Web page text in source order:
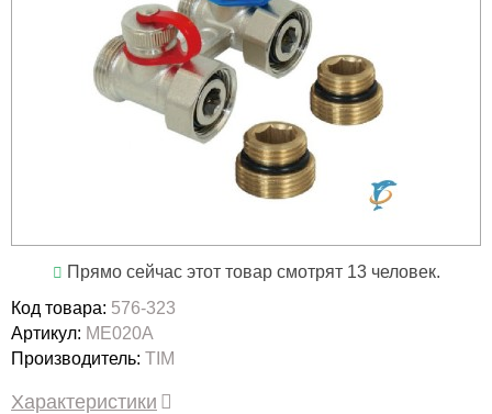
Прямо сейчас этот товар смотрят 13 человек.
Код товара: 576-323
Артикул: МЕ020А
Производитель: TIM
Характеристики